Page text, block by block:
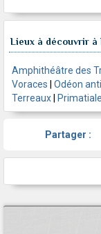
Lieux à découvrir à
Amphithéâtre des
Voraces
Odéon
Terreaux
Partager :